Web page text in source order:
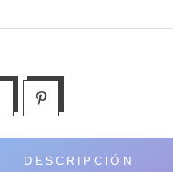
DESCRIPCIÓN